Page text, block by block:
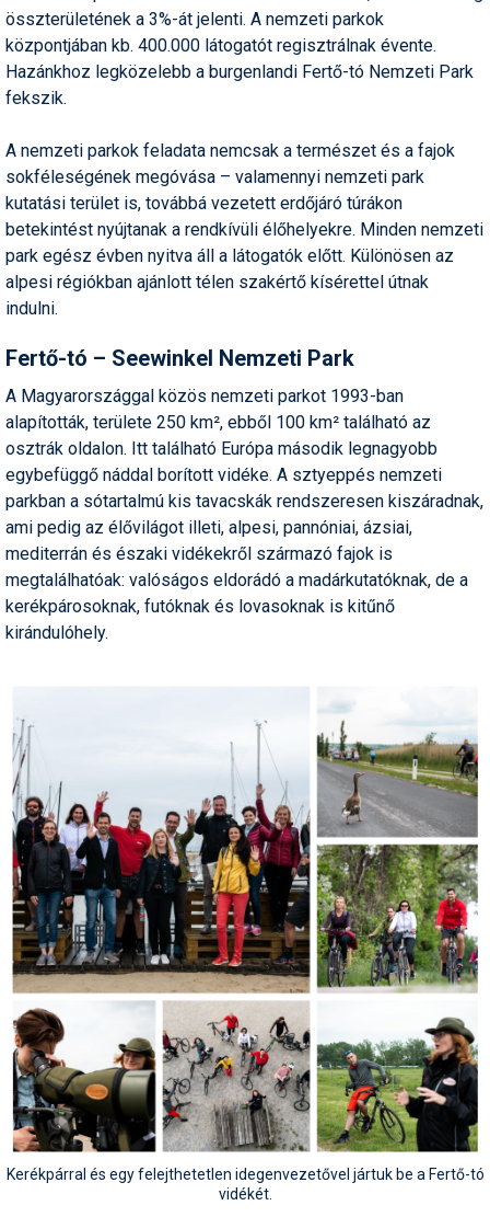
Humor
Hütte
Ingatlan
Interjúk
Játékok
Kerékpár
Korcsolya
Magazinok
Munkavállalás
Olvasnivaló
Pályázatok
Portálinfo
Rajzok
Síbérletárak
Sífutás
Síléc
Símánia
Síoktatás
Síruházat
Síszerviz
Sítechnika
Síugrás
összterületének a 3%-át jelenti. A nemzeti parkok
központjában kb. 400.000 látogatót regisztrálnak évente.
Hazánkhoz legközelebb a burgenlandi Fertő-tó Nemzeti Park
fekszik.
A nemzeti parkok feladata nemcsak a természet és a fajok
sokféleségének megóvása – valamennyi nemzeti park
kutatási terület is, továbbá vezetett erdőjáró túrákon
betekintést nyújtanak a rendkívüli élőhelyekre. Minden nemzeti
park egész évben nyitva áll a látogatók előtt. Különösen az
alpesi régiókban ajánlott télen szakértő kísérettel útnak
indulni.
Fertő-tó – Seewinkel Nemzeti Park
A Magyarországgal közös nemzeti parkot 1993-ban
alapították, területe 250 km², ebből 100 km² található az
osztrák oldalon. Itt található Európa második legnagyobb
egybefüggő náddal borított vidéke. A sztyeppés nemzeti
parkban a sótartalmú kis tavacskák rendszeresen kiszáradnak,
ami pedig az élővilágot illeti, alpesi, pannóniai, ázsiai,
mediterrán és északi vidékekről származó fajok is
megtalálhatóak: valóságos eldorádó a madárkutatóknak, de a
kerékpárosoknak, futóknak és lovasoknak is kitűnő
kirándulóhely.
Kerékpárral és egy felejthetetlen idegenvezetővel jártuk be a Fertő-tó
vidékét.